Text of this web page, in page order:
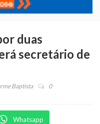
duas
secretário de
Baptista 0
Whatsapp